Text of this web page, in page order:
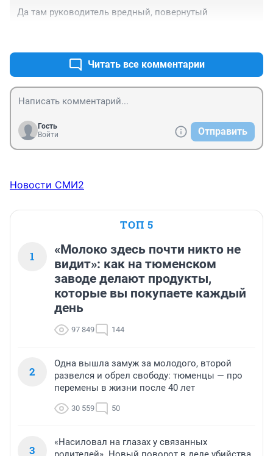
Да там руководитель вредный, повернутый
Читать все комментарии
Гость
Войти
Отправить
Новости СМИ2
ТОП 5
1
«Молоко здесь почти никто не
видит»: как на тюменском
заводе делают продукты,
которые вы покупаете каждый
день
97 849 144
2
Одна вышла замуж за молодого, второй
развелся и обрел свободу: тюменцы — про
перемены в жизни после 40 лет
30 559 50
3
«Насиловал на глазах у связанных